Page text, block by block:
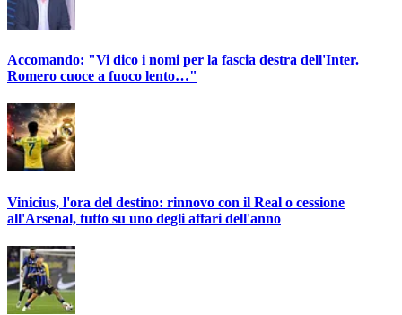
Accomando: "Vi dico i nomi per la fascia destra dell'Inter.
Romero cuoce a fuoco lento…"
Vinicius, l'ora del destino: rinnovo con il Real o cessione
all'Arsenal, tutto su uno degli affari dell'anno